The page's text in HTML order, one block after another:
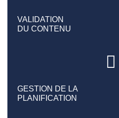
VALIDATION
DU CONTENU
GESTION DE LA
PLANIFICATION